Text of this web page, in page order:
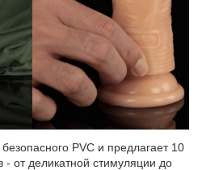
PVC и предлагает 10
от деликатной стимуляции до